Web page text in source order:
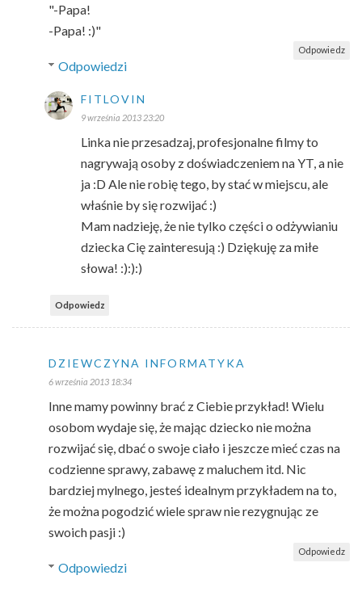
"-Papa!
-Papa! :)"
Odpowiedz
Odpowiedzi
FITLOVIN
9 września 2013 23:20
Linka nie przesadzaj, profesjonalne filmy to
nagrywają osoby z doświadczeniem na YT, a nie
ja :D Ale nie robię tego, by stać w miejscu, ale
właśnie by się rozwijać :)
Mam nadzieję, że nie tylko części o odżywianiu
dziecka Cię zainteresują :) Dziękuję za miłe
słowa! :):):)
Odpowiedz
DZIEWCZYNA INFORMATYKA
6 września 2013 18:34
Inne mamy powinny brać z Ciebie przykład! Wielu
osobom wydaje się, że mając dziecko nie można
rozwijać się, dbać o swoje ciało i jeszcze mieć czas na
codzienne sprawy, zabawę z maluchem itd. Nic
bardziej mylnego, jesteś idealnym przykładem na to,
że można pogodzić wiele spraw nie rezygnując ze
swoich pasji :)
Odpowiedz
Odpowiedzi